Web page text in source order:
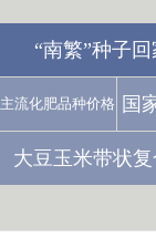
“南繁”种子回
主流化肥品种价格 国
大豆玉米带状